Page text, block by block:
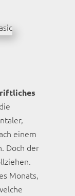
einem
Doch der
Monats,